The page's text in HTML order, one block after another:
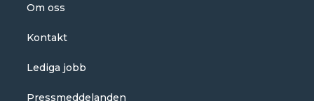
Om oss
Kontakt
Lediga jobb
Pressmeddelanden